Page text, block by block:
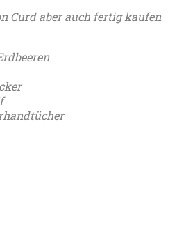
Curd aber auch fertig kaufen